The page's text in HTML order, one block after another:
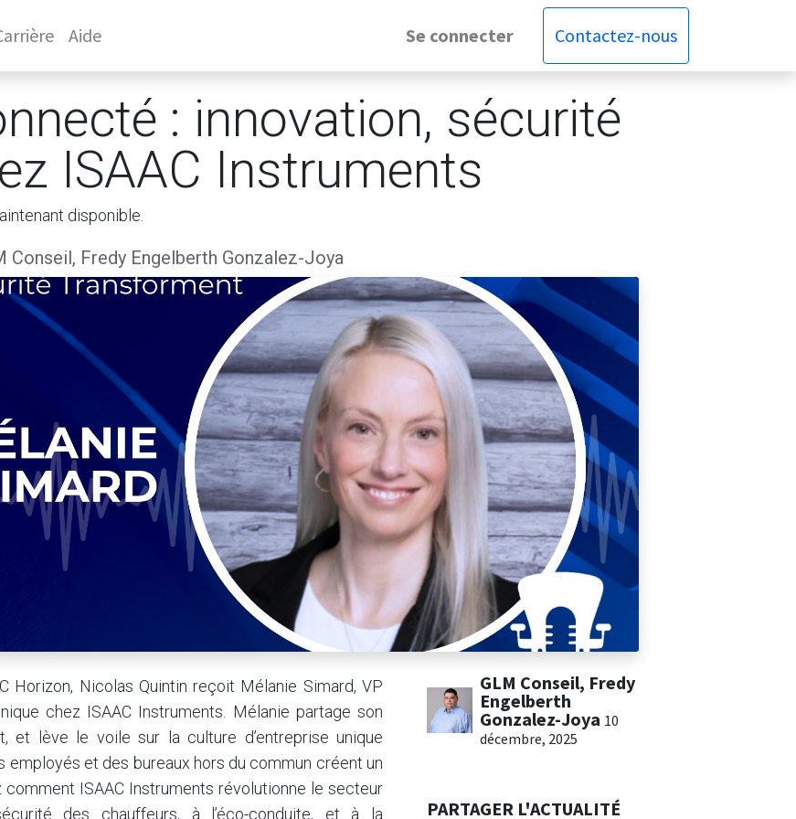
Aide Se connecter Contactez-nous
: innovation, sécurité
ISAAC Instruments
disponible.
Conseil, Fredy Engelberth Gonzalez-Joya
Horizon, Nicolas Quintin reçoit Mélanie Simard, VP
chez ISAAC Instruments. Mélanie partage son
et lève le voile sur la culture d’entreprise unique
employés et des bureaux hors du commun créent un
ISAAC Instruments révolutionne le secteur
des chauffeurs, à l’éco-conduite, et à la
GLM Conseil, Fredy
Engelberth
Gonzalez-Joya 10
décembre, 2025
PARTAGER L'ACTUALITÉ